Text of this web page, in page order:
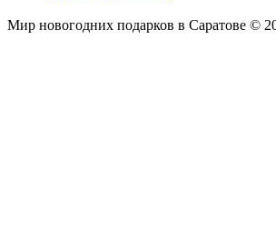
Мир новогодних подарков в Саратове ©